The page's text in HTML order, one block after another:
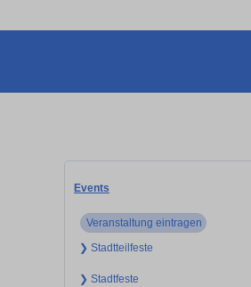
Events
Veranstaltung eintragen
❯ Stadtteilfeste
❯ Stadtfeste